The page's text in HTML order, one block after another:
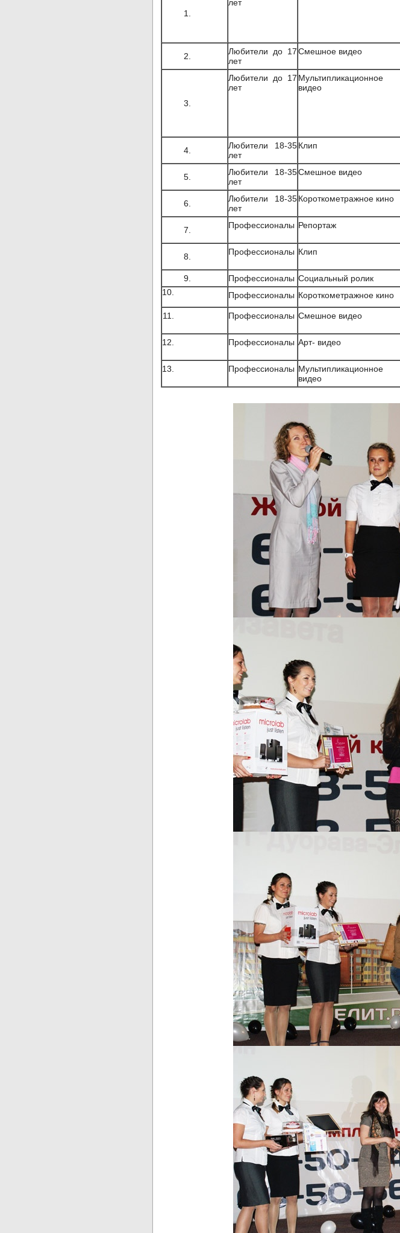
1.
лет
2.
Любители до 17
лет
Смешное видео
3.
Любители до 17
лет
Мультипликационное
видео
4.
Любители 18-35
лет
Клип
5.
Любители 18-35
лет
Смешное видео
6.
Любители 18-35
лет
Короткометражное кино
7. Профессионалы Репортаж
8. Профессионалы Клип
9.
Профессионалы Социальный ролик
10.
Профессионалы Короткометражное кино
11. Профессионалы Смешное видео
12. Профессионалы Арт- видео
13. Профессионалы Мультипликационное
видео